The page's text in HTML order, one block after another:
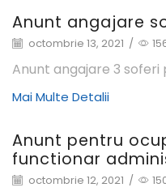
Anunt angajare
octombrie 13, 2021 /
Anunt angajare 3 soferi
Mai Multe Detalii
Anunt pentru
functionar
octombrie 12, 2021 /